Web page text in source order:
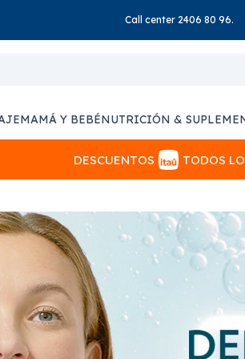
Call center 2406 80 96.
MAMÁ Y BEBÉNUTRICIÓN &
DESCUENTOS TODOS